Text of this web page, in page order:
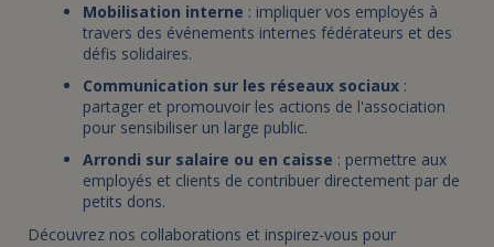
Mobilisation interne : impliquer vos employés à
travers des événements internes fédérateurs et des
défis solidaires.
Communication sur les réseaux sociaux :
partager et promouvoir les actions de l'association
pour sensibiliser un large public.
Arrondi sur salaire ou en caisse : permettre aux
employés et clients de contribuer directement par de
petits dons.
Découvrez nos collaborations et inspirez-vous pour